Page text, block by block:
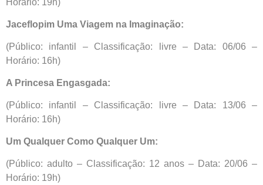
Horário: 19h)
Jaceflopim Uma Viagem na Imaginação:
(Público: infantil – Classificação: livre – Data: 06/06 –
Horário: 16h)
A Princesa Engasgada:
(Público: infantil – Classificação: livre – Data: 13/06 –
Horário: 16h)
Um Qualquer Como Qualquer Um:
(Público: adulto – Classificação: 12 anos – Data: 20/06 –
Horário: 19h)